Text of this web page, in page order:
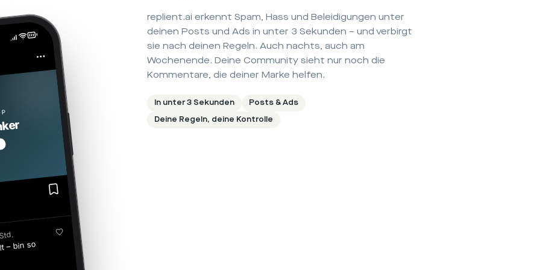
– bin so
replient.ai erkennt Spam, Hass und Beleidigungen unter
deinen Posts und Ads in unter 3 Sekunden – und verbirgt
sie nach deinen Regeln. Auch nachts, auch am
Wochenende. Deine Community sieht nur noch die
Kommentare, die deiner Marke helfen.
In unter 3 Sekunden
Posts & Ads
Deine Regeln, deine Kontrolle